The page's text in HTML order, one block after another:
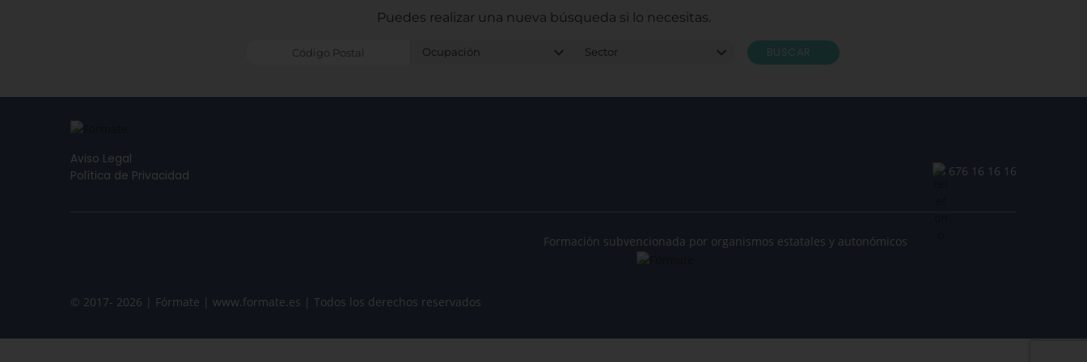
Puedes realizar una nueva búsqueda si lo necesitas.
BUSCAR
Aviso Legal
Política de Privacidad
676 16 16 16
© 2017- 2026 | Fórmate | www.formate.es | Todos los derechos reservados
Formación subvencionada por organismos estatales y autonómicos